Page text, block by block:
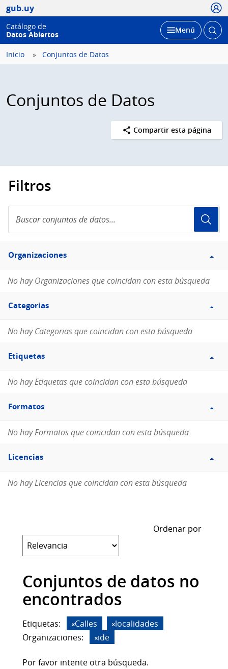
gub.uy
Catálogo de
Datos Abiertos
Desplegar
Menú Abrir
Inicio Conjuntos de Datos
Conjuntos de Datos
Compartir esta página
Filtros
conjuntos
de
Filtro
Organizaciones
Organizaciones
No hay Organizaciones que coincidan con esta búsqueda
Filtro
Categorias
Categorias
No hay Categorias que coincidan con esta búsqueda
Filtro
Etiquetas
Etiquetas
No hay Etiquetas que coincidan con esta búsqueda
Filtro
Formatos
Formatos
No hay Formatos que coincidan con esta búsqueda
Filtro
Licencias
Licencias
No hay Licencias que coincidan con esta búsqueda
Ordenar por
Conjuntos de datos no
encontrados
Etiquetas: Calles
localidades
Organizaciones:
ide
Por favor intente otra búsqueda.